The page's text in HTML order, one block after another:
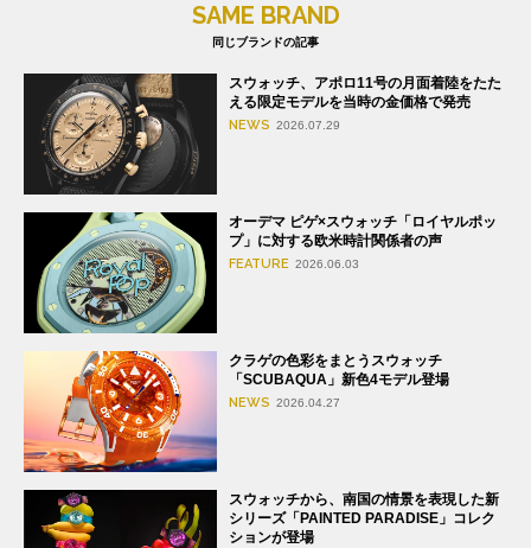
SAME BRAND
同じブランドの記事
スウォッチ、アポロ11号の月面着陸をたた
える限定モデルを当時の金価格で発売
NEWS 2026.07.29
オーデマ ピゲ×スウォッチ「ロイヤルポッ
プ」に対する欧米時計関係者の声
FEATURE 2026.06.03
クラゲの色彩をまとうスウォッチ
「SCUBAQUA」新色4モデル登場
NEWS 2026.04.27
スウォッチから、南国の情景を表現した新
シリーズ「PAINTED PARADISE」コレク
ションが登場